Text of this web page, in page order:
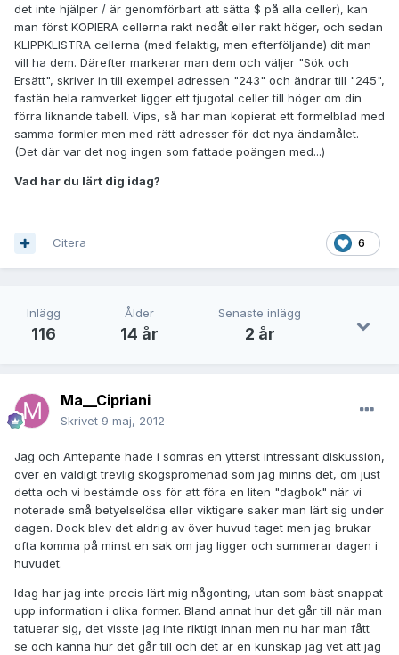
det inte hjälper / är genomförbart att sätta $ på alla celler), kan
man först KOPIERA cellerna rakt nedåt eller rakt höger, och sedan
KLIPPKLISTRA cellerna (med felaktig, men efterföljande) dit man
vill ha dem. Därefter markerar man dem och väljer "Sök och
Ersätt", skriver in till exempel adressen "243" och ändrar till "245",
fastän hela ramverket ligger ett tjugotal celler till höger om din
förra liknande tabell. Vips, så har man kopierat ett formelblad med
samma formler men med rätt adresser för det nya ändamålet.
(Det där var det nog ingen som fattade poängen med...)
Vad har du lärt dig idag?
6
Citera
Inlägg
116
Ålder
14 år
Senaste inlägg
2 år
Ma__Cipriani
Skrivet 9 maj, 2012
Jag och Antepante hade i somras en ytterst intressant diskussion,
över en väldigt trevlig skogspromenad som jag minns det, om just
detta och vi bestämde oss för att föra en liten "dagbok" när vi
noterade små betyelselösa eller viktigare saker man lärt sig under
dagen. Dock blev det aldrig av över huvud taget men jag brukar
ofta komma på minst en sak om jag ligger och summerar dagen i
huvudet.
Idag har jag inte precis lärt mig någonting, utan som bäst snappat
upp information i olika former. Bland annat hur det går till när man
tatuerar sig, det visste jag inte riktigt innan men nu har man fått
se och känna hur det går till och det är en kunskap jag vet att jag